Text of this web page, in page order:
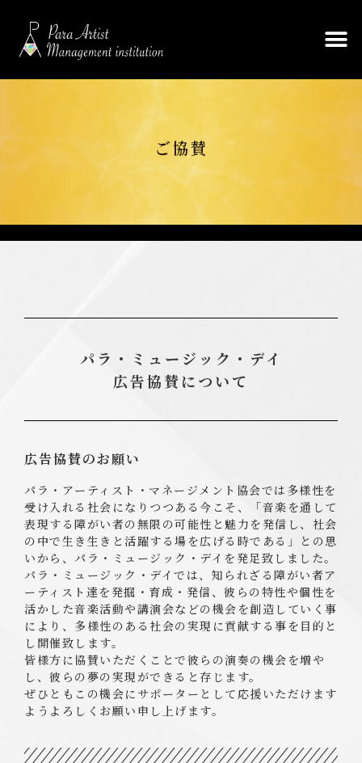
ご協賛
パラ・ミュージック・デイ
広告協賛について
広告協賛のお願い
パラ・アーティスト・マネージメント協会では多様性を
受け入れる社会になりつつある今こそ、「音楽を通して
表現する障がい者の無限の可能性と魅力を発信し、社会
の中で生き生きと活躍する場を広げる時である」との思
いから、パラ・ミュージック・デイを発足致しました。
パラ・ミュージック・デイでは、知られざる障がい者ア
ーティスト達を発掘・育成・発信、彼らの特性や個性を
活かした音楽活動や講演会などの機会を創造していく事
により、多様性のある社会の実現に貢献する事を目的と
し開催致します。
皆様方に協賛いただくことで彼らの演奏の機会を増や
し、彼らの夢の実現ができると存じます。
ぜひともこの機会にサポーターとして応援いただけます
ようよろしくお願い申し上げます。